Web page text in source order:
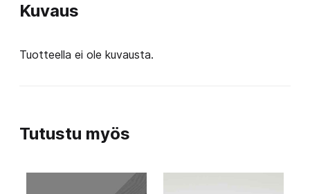
Kuvaus
Tuotteella ei ole kuvausta.
Tutustu myös